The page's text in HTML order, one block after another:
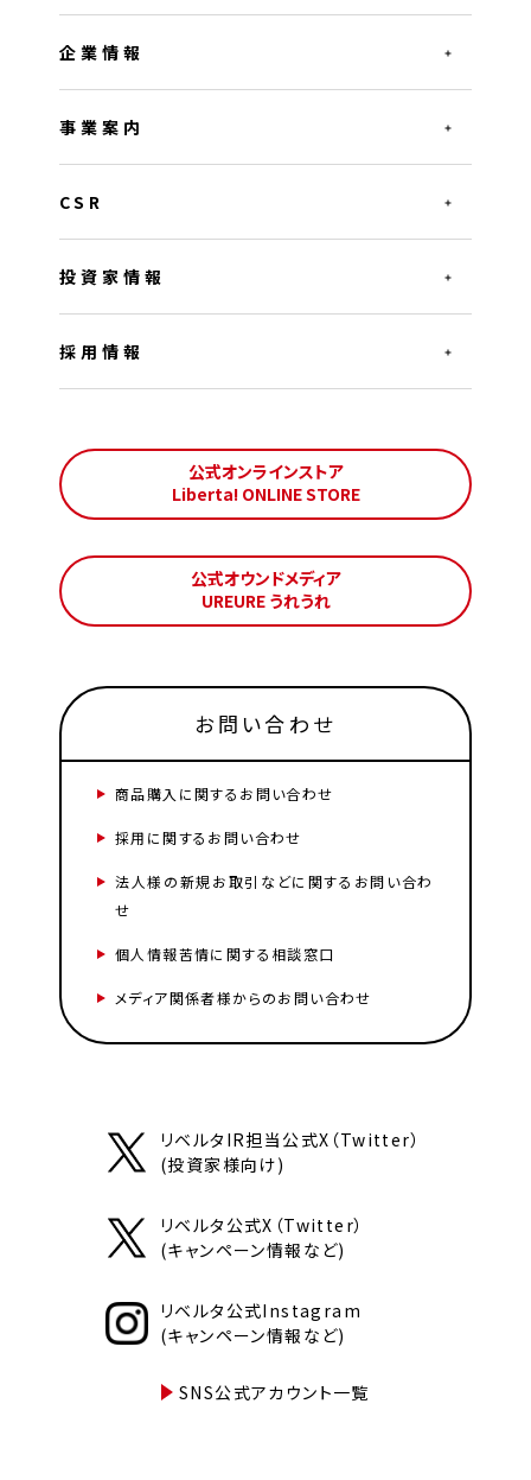
企業情報
事業案内
CSR
投資家情報
採用情報
公式オンラインストア
Liberta! ONLINE STORE
公式オウンドメディア
UREURE うれうれ
お問い合わせ
商品購入に関するお問い合わせ
採用に関するお問い合わせ
法人様の新規お取引などに関するお問い合わ
せ
個人情報苦情に関する相談窓口
メディア関係者様からのお問い合わせ
リベルタIR担当公式X（Twitter）
(投資家様向け)
リベルタ公式X（Twitter）
(キャンペーン情報など)
リベルタ公式Instagram
(キャンペーン情報など)
SNS公式アカウント一覧